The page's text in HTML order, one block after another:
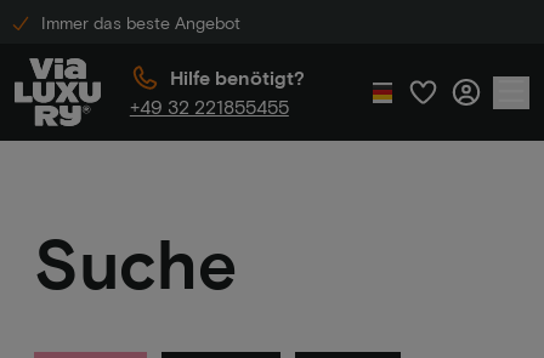
Immer das beste Angebot
Hilfe benötigt?
+49 32 221855455
Suche